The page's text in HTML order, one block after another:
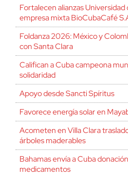
Fortalecen alianzas Universidad
empresa mixta BioCubaCafé
Foldanza 2026: México y
con Santa Clara
Califican a Cuba campeona
solidaridad
Apoyo desde Sancti Spíritus
Favorece energía solar en
Acometen en Villa Clara
árboles maderables
Bahamas envía a Cuba
medicamentos